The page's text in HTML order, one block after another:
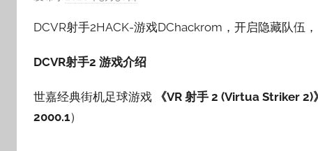
:
壳
DCVR射手2HACK-游戏DChackrom，开启隐藏队伍，
DCVR射手2 游戏介绍
世嘉经典街机足球游戏 《VR 射手 2 (Virtua Striker 2)》
2000.1）